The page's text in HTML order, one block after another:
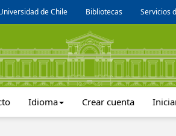
de Chile Bibliotecas Servicios
Idioma Crear cuenta